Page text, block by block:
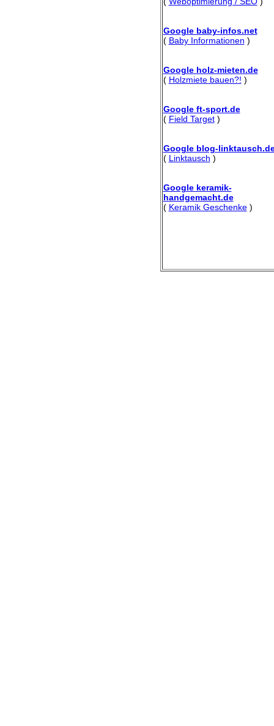
Google baby-infos.net
( Baby Informationen )
Google holz-mieten.de
( Holzmiete bauen?! )
Google ft-sport.de
( Field Target)
Google blog-
( Linktausch )
Google keramik-
handgemacht.de
( Keramik Geschenke)